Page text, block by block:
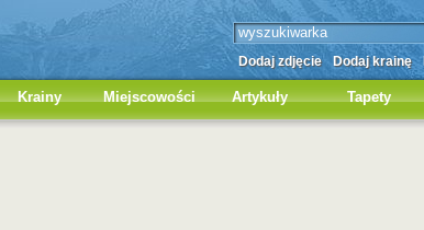
Dodaj zdjęcie Dodaj krainę
Krainy Miejscowości Artykuły Tapety